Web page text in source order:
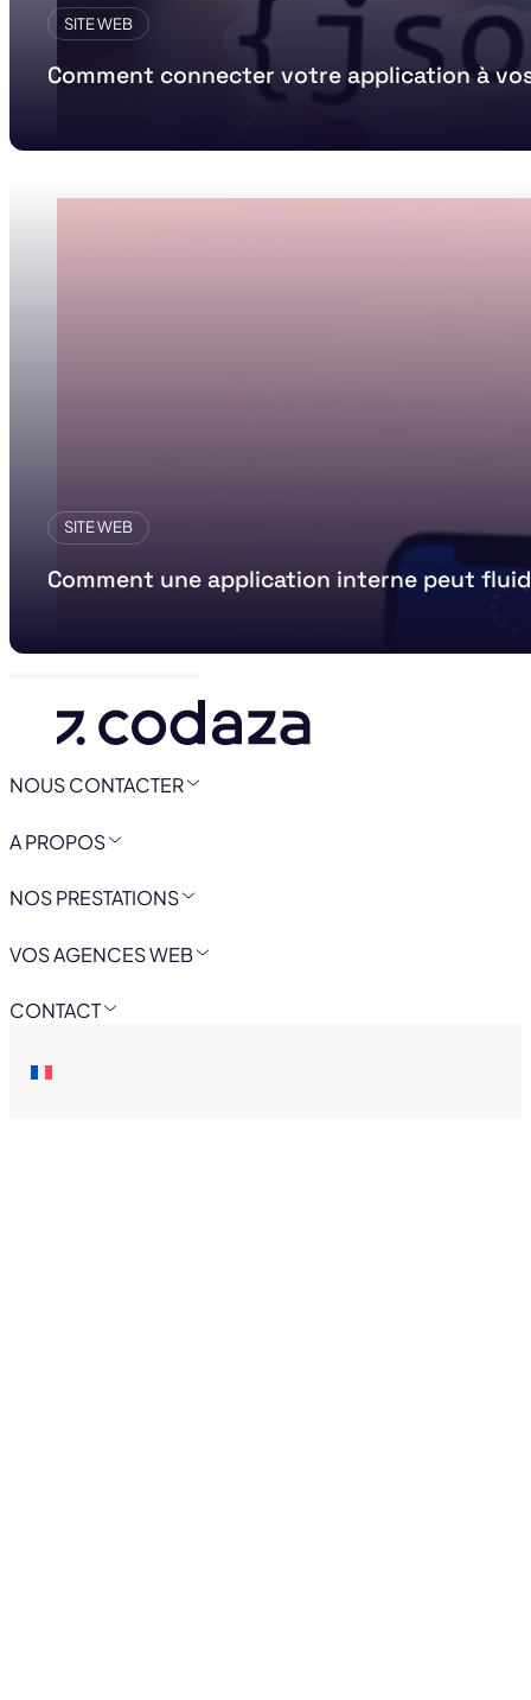
SITE WEB
Comment connecter votre application à
SITE WEB
Comment une application interne peut
NOUS CONTACTER
A PROPOS
NOS PRESTATIONS
VOS AGENCES WEB
CONTACT